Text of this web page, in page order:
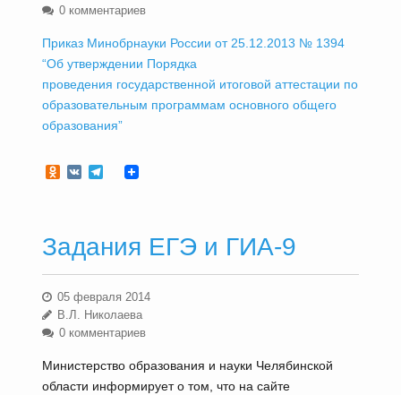
0 комментариев
Приказ Минобрнауки России от 25.12.2013 № 1394
“Об утверждении Порядка
проведения государственной итоговой аттестации по
образовательным программам основного общего
образования”
Odnoklassniki
VKTelegram
Задания ЕГЭ и ГИА-9
05 февраля 2014
В.Л. Николаева
0 комментариев
Министерство образования и науки Челябинской
области информирует о том, что на сайте